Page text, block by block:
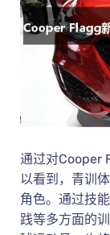
通过对Cooper
以看到，青训
角色。通过技
践等多方面的